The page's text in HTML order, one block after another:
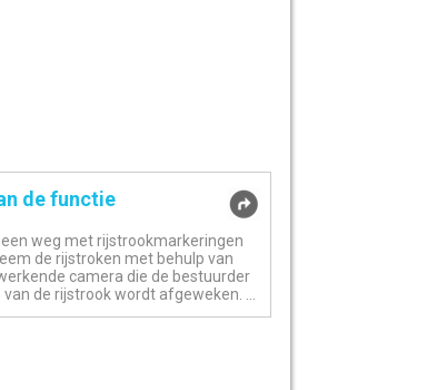
de functie
weg met rijstrookmarkeringen
de rijstroken met behulp van
camera die de bestuurder
de rijstrook wordt afgeweken. ...